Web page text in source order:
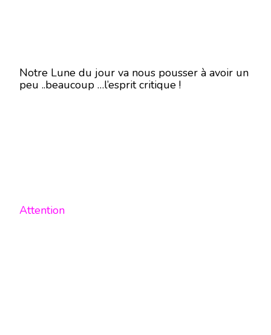
Notre Lune du jour va nous pousser à avoir un
peu ..beaucoup …l’esprit critique !
Attention